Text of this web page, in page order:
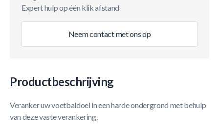
Expert hulp op één klik afstand
Neem contact met ons op
Productbeschrijving
Veranker uw voetbaldoel in een harde ondergrond met behulp
van deze vaste verankering.